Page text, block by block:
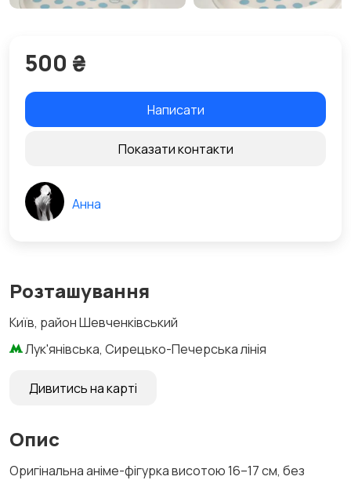
Розташування
Київ, район Шевченківський
Лук'янівська, Сирецько-Печерська лінія
Дивитись на карті
Опис
Оригінальна аніме-фігурка висотою 16–17 см, без
500 ₴
Написати
Показати контакти
Анна